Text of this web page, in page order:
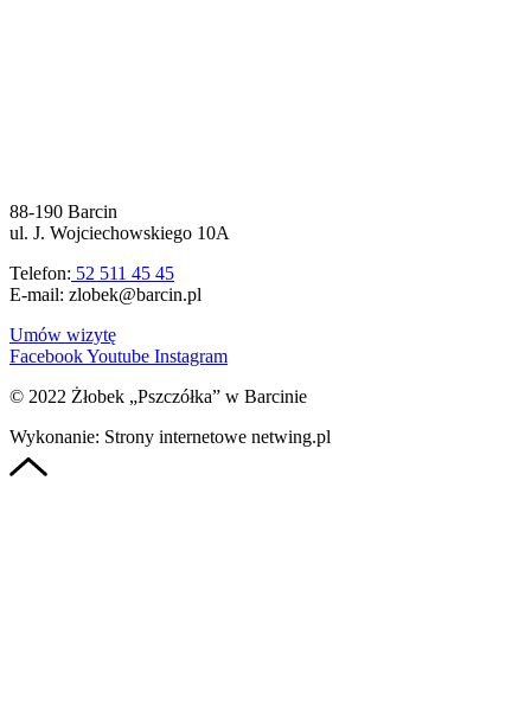
88-190 Barcin
ul. J. Wojciechowskiego 10A
Telefon: 52 511 45 45
E-mail: zlobek@barcin.pl
Umów wizytę
FacebookYoutube Instagram
© 2022 Żłobek „Pszczółka” w Barcinie
Wykonanie: Strony internetowe netwing.pl